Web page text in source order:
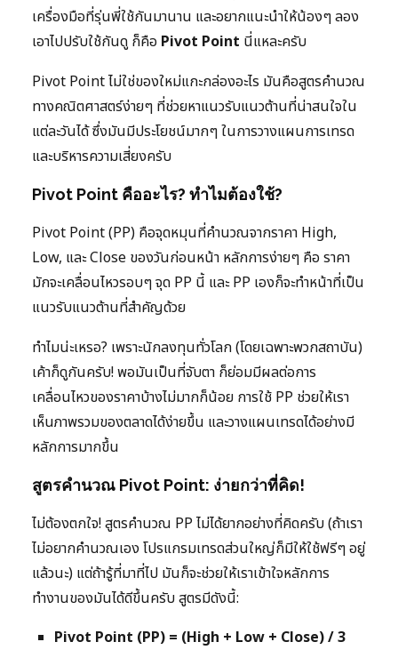
เครื่องมือที่รุ่นพี่ใช้กันมานาน และอยากแนะนำให้น้องๆ ลอง
เอาไปปรับใช้กันดู ก็คือ Pivot Point นี่แหละครับ
Pivot Point ไม่ใช่ของใหม่แกะกล่องอะไร มันคือสูตรคำนวณ
ทางคณิตศาสตร์ง่ายๆ ที่ช่วยหาแนวรับแนวต้านที่น่าสนใจใน
แต่ละวันได้ ซึ่งมันมีประโยชน์มากๆ ในการวางแผนการเทรด
และบริหารความเสี่ยงครับ
Pivot Point คืออะไร? ทำไมต้องใช้?
Pivot Point (PP) คือจุดหมุนที่คำนวณจากราคา High,
Low, และ Close ของวันก่อนหน้า หลักการง่ายๆ คือ ราคา
มักจะเคลื่อนไหวรอบๆ จุด PP นี้ และ PP เองก็จะทำหน้าที่เป็น
แนวรับแนวต้านที่สำคัญด้วย
ทำไมน่ะเหรอ? เพราะนักลงทุนทั่วโลก (โดยเฉพาะพวกสถาบัน)
เค้าก็ดูกันครับ! พอมันเป็นที่จับตา ก็ย่อมมีผลต่อการ
เคลื่อนไหวของราคาบ้างไม่มากก็น้อย การใช้ PP ช่วยให้เรา
เห็นภาพรวมของตลาดได้ง่ายขึ้น และวางแผนเทรดได้อย่างมี
หลักการมากขึ้น
สูตรคำนวณ Pivot Point: ง่ายกว่าที่คิด!
ไม่ต้องตกใจ! สูตรคำนวณ PP ไม่ได้ยากอย่างที่คิดครับ (ถ้าเรา
ไม่อยากคำนวณเอง โปรแกรมเทรดส่วนใหญ่ก็มีให้ใช้ฟรีๆ อยู่
แล้วนะ) แต่ถ้ารู้ที่มาที่ไป มันก็จะช่วยให้เราเข้าใจหลักการ
ทำงานของมันได้ดีขึ้นครับ สูตรมีดังนี้:
Pivot Point (PP) = (High + Low + Close) / 3